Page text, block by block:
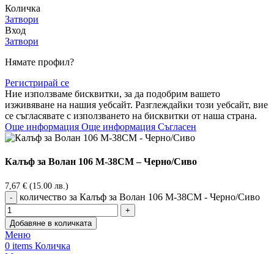
Количка
Затвори
Вход
Затвори
Нямате профил?
Регистрирай се
Ние използваме бисквитки, за да подобрим вашето
изживяване на нашия уебсайт. Разглеждайки този уебсайт, вие
се съгласявате с използването на бисквитки от наша страна.
Още информация Още информация Съгласен
Калъф за Волан 106 М-38СМ – Черно/Сиво
7,67 € (15.00 лв.)
количество за Калъф за Волан 106 М-38СМ - Черно/Сиво
Добавяне в количката
Меню
0 items Количка